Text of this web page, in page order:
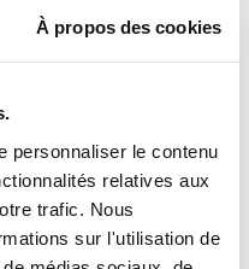
À propos des cookies
personnaliser le contenu
relatives aux
trafic. Nous
sur l'utilisation de